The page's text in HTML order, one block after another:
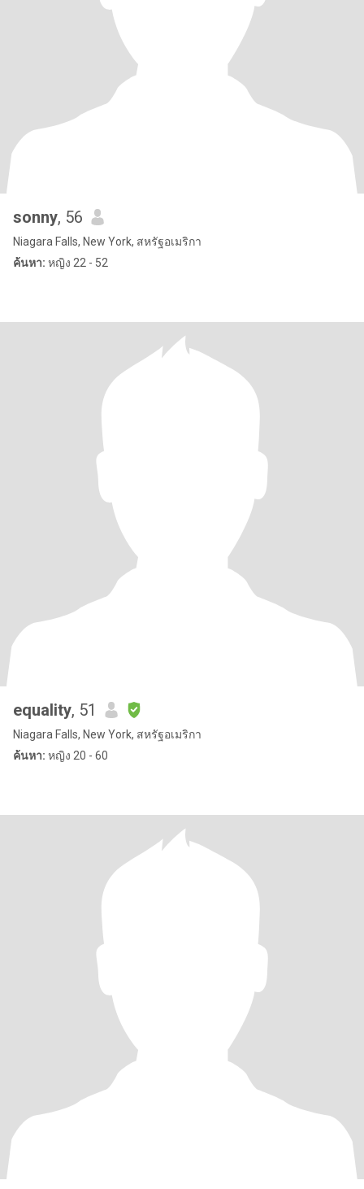
sonny, 56
Niagara Falls, New York, สหรัฐอเมริกา
ค้นหา: หญิง 22 - 52
equality, 51
Niagara Falls, New York, สหรัฐอเมริกา
ค้นหา: หญิง 20 - 60